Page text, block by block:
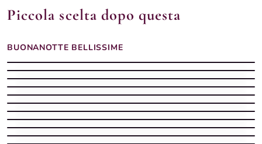
Piccola scelta dopo questa
BUONANOTTE BELLISSIME
Buonanotte margherite gialla
Buonanotte bellissima dolce
Buonanotte tazza cappuccino
Buonanotte cielo stellato
Buonanotte cerbiatto chiaro
Buonanotte girasoli barattolo
Buonanotte prato crochi
Buonanotte orsetto bianco
Buonanotte serena
Buonanotte estiva con luna piena tra i rami di gelsomino
Buonanotte intima